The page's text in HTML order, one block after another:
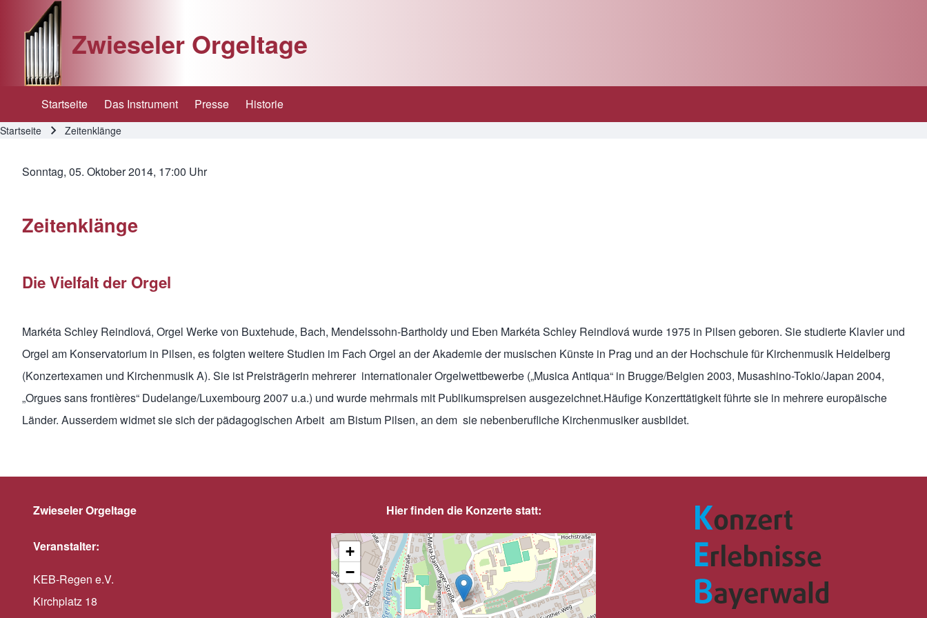
Zwieseler Orgeltage
Hauptnavigation
Startseite Das Instrument Presse Historie
Startseite Zeitenklänge
Sonntag, 05. Oktober 2014, 17:00 Uhr
Zeitenklänge
Die Vielfalt der Orgel
Markéta Schley Reindlová, Orgel Werke von Buxtehude, Bach, Mendelssohn-Bartholdy und Eben Markéta Schley Reindlová wurde 1975 in Pilsen geboren. Sie studierte Klavier und
Orgel am Konservatorium in Pilsen, es folgten weitere Studien im Fach Orgel an der Akademie der musischen Künste in Prag und an der Hochschule für Kirchenmusik Heidelberg
(Konzertexamen und Kirchenmusik A). Sie ist Preisträgerin mehrerer internationaler Orgelwettbewerbe („Musica Antiqua“ in Brugge/Belgien 2003, Musashino-Tokio/Japan 2004,
„Orgues sans frontières“ Dudelange/Luxembourg 2007 u.a.) und wurde mehrmals mit Publikumspreisen ausgezeichnet.Häufige Konzerttätigkeit führte sie in mehrere europäische
Länder. Ausserdem widmet sie sich der pädagogischen Arbeit am Bistum Pilsen, an dem sie nebenberufliche Kirchenmusiker ausbildet.
Zwieseler Orgeltage
Veranstalter:
KEB-Regen e.V.
Kirchplatz 18
Hier finden die Konzerte statt:
+
−